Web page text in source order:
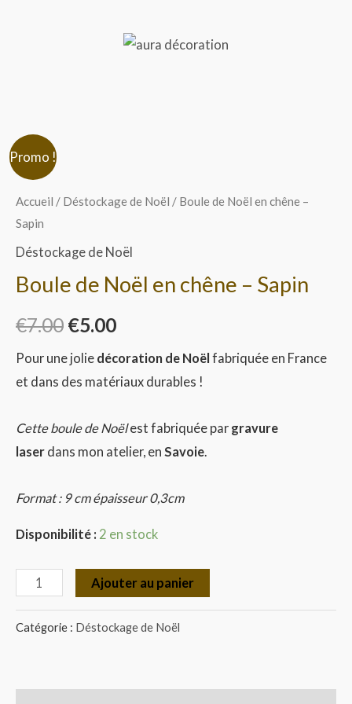
Promo !
Accueil / Déstockage de Noël / Boule de Noël en chêne –
Sapin
Déstockage de Noël
Boule de Noël en chêne – Sapin
€7.00
prix
était :
€7.00.
€5.00
prix
est :
€5.00.
Pour une jolie décoration de Noël fabriquée en France
et dans des matériaux durables !
Cette boule de Noëlest fabriquée par gravure
laser dans mon atelier, en Savoie.
Format : 9 cm épaisseur 0,3cm
Disponibilité : 2 en stock
quantité
de
Boule
de
Noël
chêne
-
Ajouter au panier
Catégorie : Déstockage de Noël